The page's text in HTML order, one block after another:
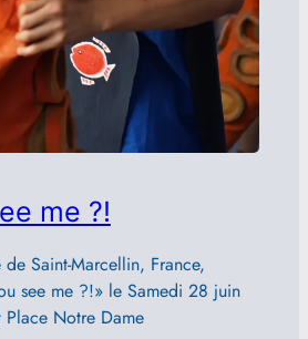
me ?!
de Saint-Marcellin, France,
see me ?!» le Samedi 28 juin
Notre Dame